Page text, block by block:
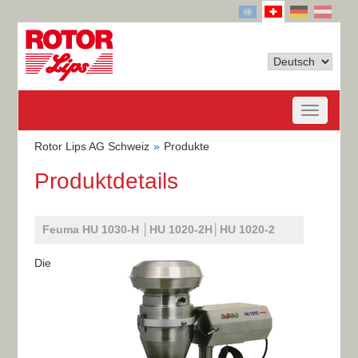
Rotor Lips AG Schweiz Produkte
Produktdetails
Feuma HU 1030-H │HU 1020-2H│HU 1020-2​
Die